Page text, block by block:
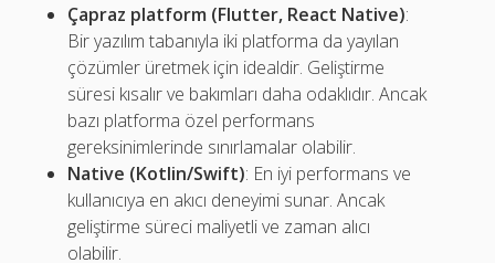
Çapraz platform (Flutter, React Native):
Bir yazılım tabanıyla iki platforma da yayılan
çözümler üretmek için idealdir. Geliştirme
süresi kısalır ve bakımları daha odaklıdır. Ancak
bazı platforma özel performans
gereksinimlerinde sınırlamalar olabilir.
Native (Kotlin/Swift): En iyi performans ve
kullanıcıya en akıcı deneyimi sunar. Ancak
geliştirme süreci maliyetli ve zaman alıcı
olabilir.